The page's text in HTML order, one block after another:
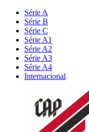
Série A
Série B
Série C
Série A1
Série A2
Série A3
Série A4
Internacional